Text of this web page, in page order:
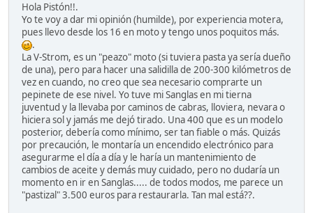
Hola Pistón!!.
Yo te voy a dar mi opinión (humilde), por experiencia motera,
pues llevo desde los 16 en moto y tengo unos poquitos más.
.
La V-Strom, es un "peazo" moto (si tuviera pasta ya sería dueño
de una), pero para hacer una salidilla de 200-300 kilómetros de
vez en cuando, no creo que sea necesario comprarte un
pepinete de ese nivel. Yo tuve mi Sanglas en mi tierna
juventud y la llevaba por caminos de cabras, lloviera, nevara o
hiciera sol y jamás me dejó tirado. Una 400 que es un modelo
posterior, debería como mínimo, ser tan fiable o más. Quizás
por precaución, le montaría un encendido electrónico para
asegurarme el día a día y le haría un mantenimiento de
cambios de aceite y demás muy cuidado, pero no dudaría un
momento en ir en Sanglas..... de todos modos, me parece un
"pastizal" 3.500 euros para restaurarla. Tan mal está??.